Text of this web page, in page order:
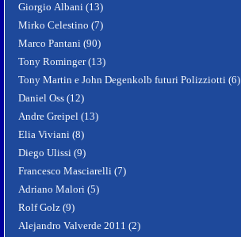
Giorgio Albani (13)
Mirko Celestino (7)
Marco Pantani (90)
Tony Rominger (13)
Tony Martin e John Degenkolb futuri Polizziotti (6)
Daniel Oss (12)
Andre Greipel (13)
Elia Viviani (8)
Diego Ulissi (9)
Francesco Masciarelli (7)
Adriano Malori (5)
Rolf Golz (9)
Alejandro Valverde 2011 (2)